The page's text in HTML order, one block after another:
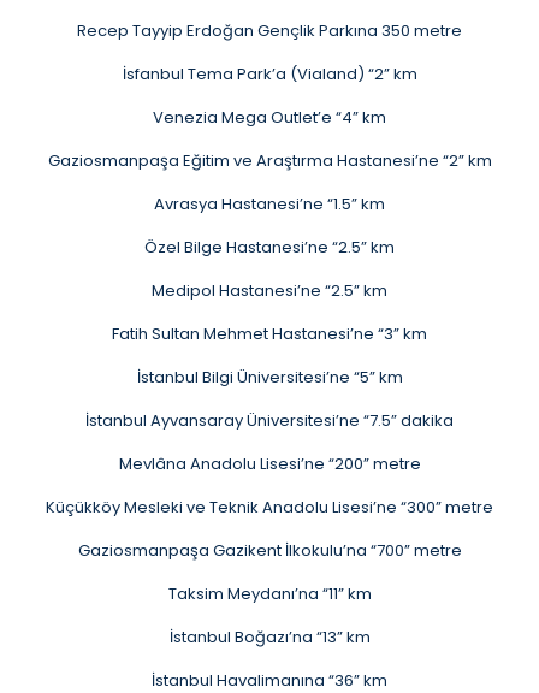
Recep Tayyip Erdoğan Gençlik Parkına 350 metre
İsfanbul Tema Park’a (Vialand) “2” km
Venezia Mega Outlet’e “4” km
Gaziosmanpaşa Eğitim ve Araştırma Hastanesi’ne “2” km
Avrasya Hastanesi’ne “1.5” km
Özel Bilge Hastanesi’ne “2.5” km
Medipol Hastanesi’ne “2.5” km
Fatih Sultan Mehmet Hastanesi’ne “3” km
İstanbul Bilgi Üniversitesi’ne “5” km
İstanbul Ayvansaray Üniversitesi’ne “7.5” dakika
Mevlâna Anadolu Lisesi’ne “200” metre
Küçükköy Mesleki ve Teknik Anadolu Lisesi’ne “300” metre
Gaziosmanpaşa Gazikent İlkokulu’na “700” metre
Taksim Meydanı’na “11” km
İstanbul Boğazı’na “13” km
İstanbul Havalimanına “36” km